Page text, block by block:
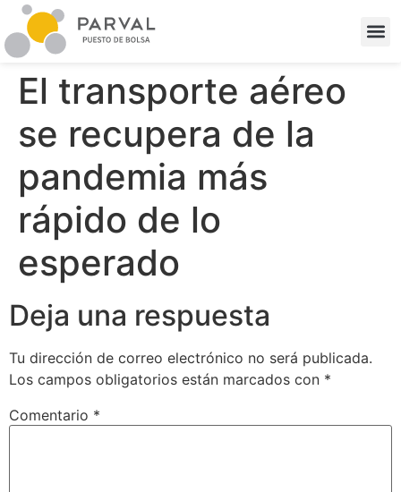
El transporte aéreo
se recupera de la
pandemia más
rápido de lo
esperado
Deja una respuesta
Tu dirección de correo electrónico no será publicada.
Los campos obligatorios están marcados con *
Comentario *